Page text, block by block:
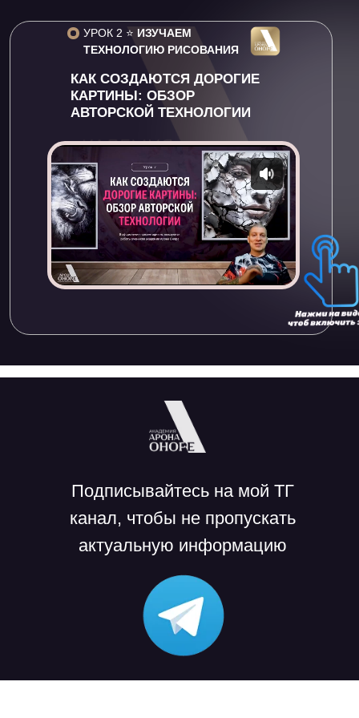
УРОК 2 ⭐️ ИЗУЧАЕМ
ТЕХНОЛОГИЮ РИСОВАНИЯ
КАК СОЗДАЮТСЯ ДОРОГИЕ
КАРТИНЫ: ОБЗОР
АВТОРСКОЙ ТЕХНОЛОГИИ
Подписывайтесь на мой ТГ
канал, чтобы не пропускать
актуальную информацию